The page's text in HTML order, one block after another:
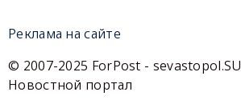
Реклама на сайте
© 2007-2025 ForPost - sevastopol.SU
Новостной портал